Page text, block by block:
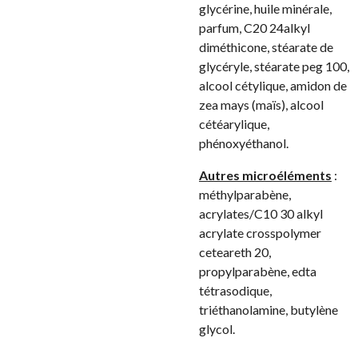
glycérine, huile minérale,
parfum, C20 24alkyl
diméthicone, stéarate de
glycéryle, stéarate peg 100,
alcool cétylique, amidon de
zea mays (maïs), alcool
cétéarylique,
phénoxyéthanol.
Autres microéléments :
méthylparabène,
acrylates/C10 30 alkyl
acrylate crosspolymer
ceteareth 20,
propylparabène, edta
tétrasodique,
triéthanolamine, butylène
glycol.